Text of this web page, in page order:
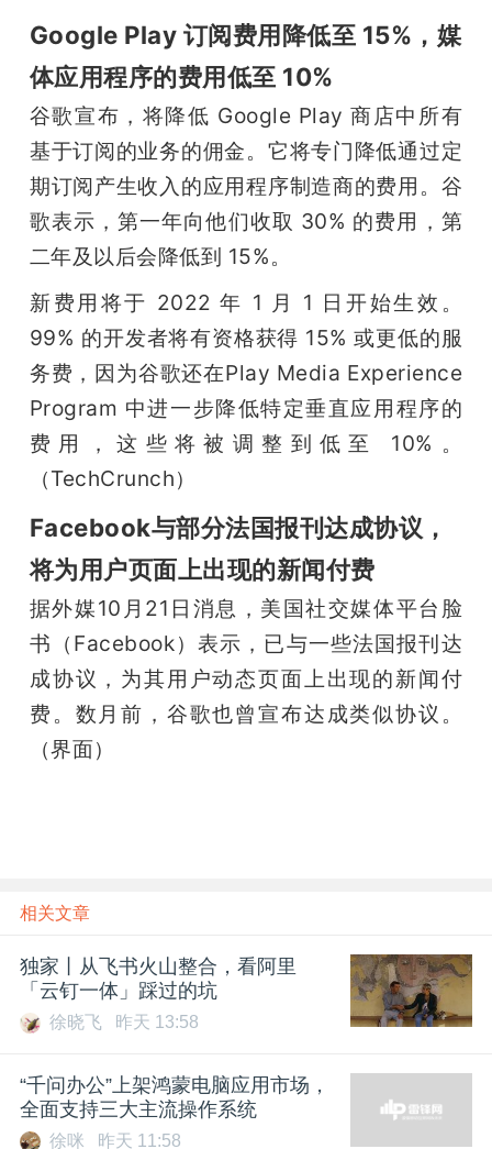
Google Play 订阅费用降低至 15%，媒
体应用程序的费用低至 10%
谷歌宣布，将降低 Google Play 商店中所有
基于订阅的业务的佣金。它将专门降低通过定
期订阅产生收入的应用程序制造商的费用。谷
歌表示，第一年向他们收取 30% 的费用，第
二年及以后会降低到 15%。
新费用将于 2022 年 1 月 1 日开始生效。
99% 的开发者将有资格获得 15% 或更低的服
务费，因为谷歌还在Play Media Experience
Program 中进一步降低特定垂直应用程序的
费用，这些将被调整到低至 10%。
（TechCrunch）
Facebook与部分法国报刊达成协议，
将为用户页面上出现的新闻付费
据外媒10月21日消息，美国社交媒体平台脸
书（Facebook）表示，已与一些法国报刊达
成协议，为其用户动态页面上出现的新闻付
费。数月前，谷歌也曾宣布达成类似协议。
（界面）
相关文章
独家丨从飞书火山整合，看阿里
「云钉一体」踩过的坑
徐晓飞 昨天 13:58
“千问办公”上架鸿蒙电脑应用市场，
全面支持三大主流操作系统
徐咪 昨天 11:58